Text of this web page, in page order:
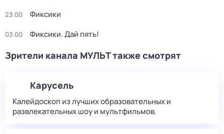
23:00 Фиксики
03:00 Фиксики. Дай пять!
Зрители канала МУЛЬТ также смотрят
Карусель
Калейдоскоп из лучших образовательных и
развлекательных шоу и мультфильмов.